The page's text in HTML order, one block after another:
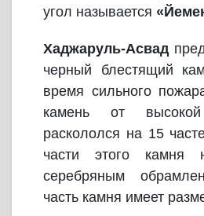
угол называется
Хаджаруль-Асвад
черный блестящий
время сильного
камень от высокой
раскололся на 15
части этого камня
серебряным
часть камня имеет